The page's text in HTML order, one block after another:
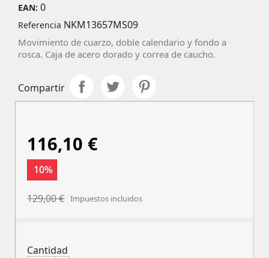
EAN: 0
Referencia NKM13657MS09
Movimiento de cuarzo, doble calendario y fondo a
rosca. Caja de acero dorado y correa de caucho.
Compartir
116,10 €
10%
129,00 € Impuestos incluidos
Cantidad